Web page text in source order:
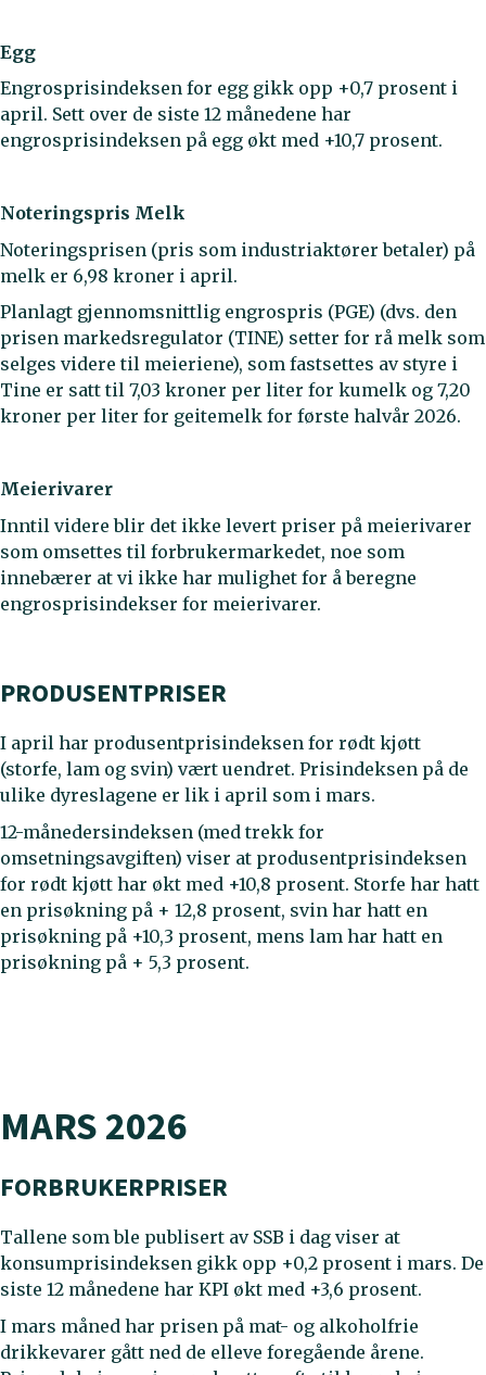
Egg
Engrosprisindeksen for egg gikk opp +0,7 prosent i
april. Sett over de siste 12 månedene har
engrosprisindeksen på egg økt med +10,7 prosent.
Noteringspris Melk
Noteringsprisen (pris som industriaktører betaler) på
melk er 6,98 kroner i april.
Planlagt gjennomsnittlig engrospris (PGE) (dvs. den
prisen markedsregulator (TINE) setter for rå melk som
selges videre til meieriene), som fastsettes av styre i
Tine er satt til 7,03 kroner per liter for kumelk og 7,20
kroner per liter for geitemelk for første halvår 2026.
Meierivarer
Inntil videre blir det ikke levert priser på meierivarer
som omsettes til forbrukermarkedet, noe som
innebærer at vi ikke har mulighet for å beregne
engrosprisindekser for meierivarer.
PRODUSENTPRISER
I april har produsentprisindeksen for rødt kjøtt
(storfe, lam og svin) vært uendret. Prisindeksen på de
ulike dyreslagene er lik i april som i mars.
12-månedersindeksen (med trekk for
omsetningsavgiften) viser at produsentprisindeksen
for rødt kjøtt har økt med +10,8 prosent. Storfe har hatt
en prisøkning på + 12,8 prosent, svin har hatt en
prisøkning på +10,3 prosent, mens lam har hatt en
prisøkning på + 5,3 prosent.
MARS 2026
FORBRUKERPRISER
Tallene som ble publisert av SSB i dag viser at
konsumprisindeksen gikk opp +0,2 prosent i mars. De
siste 12 månedene har KPI økt med +3,6 prosent.
I mars måned har prisen på mat- og alkoholfrie
drikkevarer gått ned de elleve foregående årene.